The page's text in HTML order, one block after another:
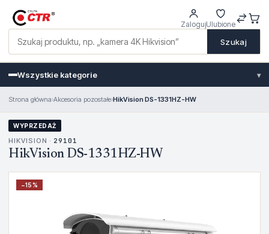
Szukaj
ZalogujUlubione
Wszystkie kategorie ▾
Strona główna›Akcesoria pozostałe›HikVision DS-1331HZ-HW
WYPRZEDAŻ
HIKVISION · 29101
HikVision DS-1331HZ-HW
−15%